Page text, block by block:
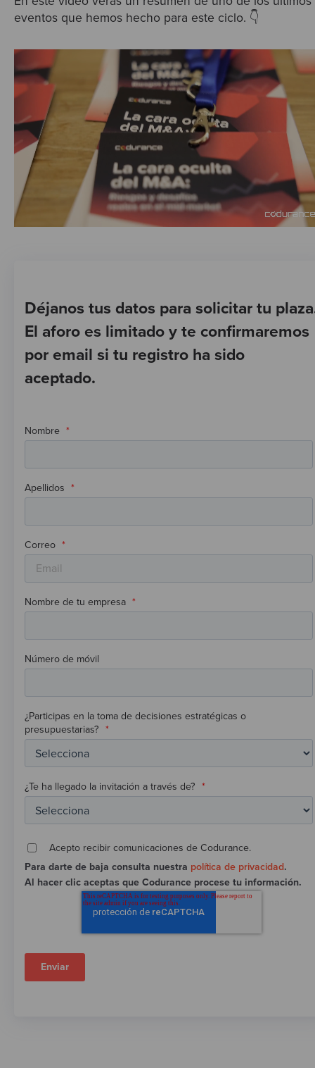
eventos que hemos hecho para este ciclo. 👇
Déjanos tus datos para solicitar tu
El aforo es limitado y te confirmaremos
por email si tu registro ha sido
aceptado.
Nombre *
Apellidos *
Correo *
Nombre de tu empresa *
Número de móvil
¿Participas en la toma de decisiones estratégicas o
presupuestarias? *
¿Te ha llegado la invitación a través de? *
Acepto recibir comunicaciones de Codurance.
Para darte de baja consulta nuestra política de privacidad.
Al hacer clic aceptas que Codurance procese tu información.